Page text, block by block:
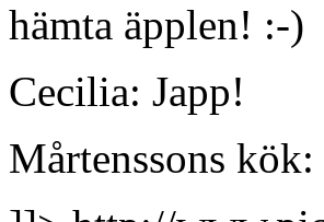
hämta äpplen! :-)
Cecilia: Japp!
Mårtenssons